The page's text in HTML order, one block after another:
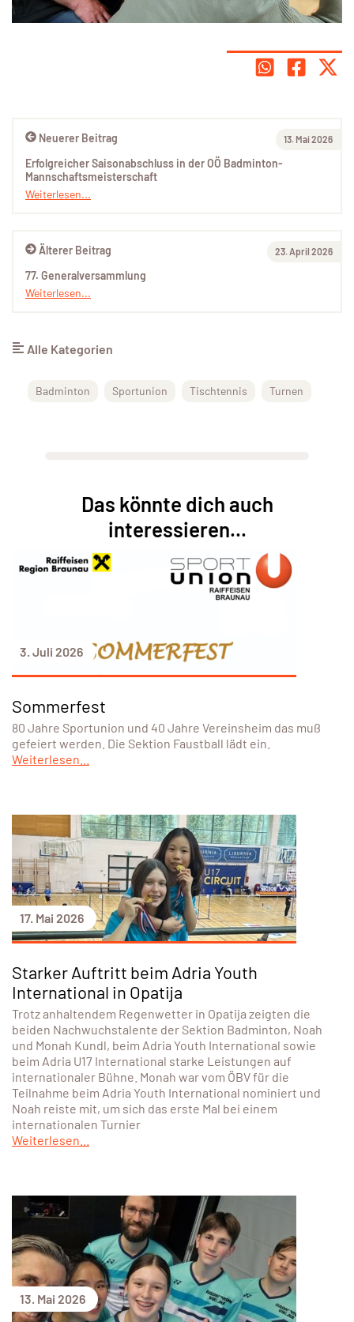
Älterer Beitrag 23. April 2026
77. Generalversammlung
Weiterlesen...
Neuerer Beitrag 13. Mai 2026
Erfolgreicher Saisonabschluss in der OÖ Badminton-
Mannschaftsmeisterschaft
Weiterlesen...
Alle Kategorien
Badminton Sportunion Tischtennis Turnen
Das könnte dich auch
interessieren...
3. Juli 2026
Sommerfest
80 Jahre Sportunion und 40 Jahre Vereinsheim das muß
gefeiert werden. Die Sektion Faustball lädt ein.
Weiterlesen...
17. Mai 2026
Starker Auftritt beim Adria Youth
International in Opatija
Trotz anhaltendem Regenwetter in Opatija zeigten die
beiden Nachwuchstalente der Sektion Badminton, Noah
und Monah Kundl, beim Adria Youth International sowie
beim Adria U17 International starke Leistungen auf
internationaler Bühne. Monah war vom ÖBV für die
Teilnahme beim Adria Youth International nominiert und
Noah reiste mit, um sich das erste Mal bei einem
internationalen Turnier
Weiterlesen...
13. Mai 2026